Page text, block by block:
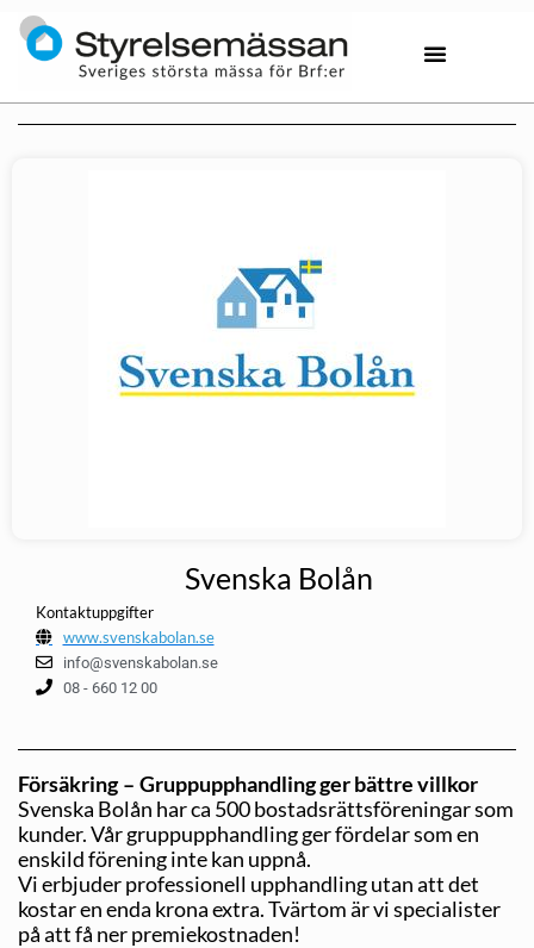
Svenska Bolån
Kontaktuppgifter
www.svenskabolan.se
info@svenskabolan.se
08 - 660 12 00
Försäkring – Gruppupphandling ger bättre villkor
Svenska Bolån har ca 500 bostadsrättsföreningar som
kunder. Vår gruppupphandling ger fördelar som en
enskild förening inte kan uppnå.
Vi erbjuder professionell upphandling utan att det
kostar en enda krona extra. Tvärtom är vi specialister
på att få ner premiekostnaden!